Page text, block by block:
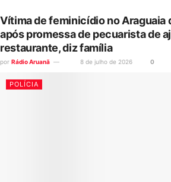
Vítima de feminicídio no Araguaia
após promessa de pecuarista de
restaurante, diz família
por Rádio Aruanã 8 de julho de 2026 0
POLÍCIA